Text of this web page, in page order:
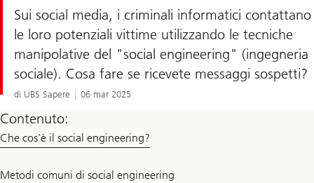
Sui social media, i criminali informatici contattano
le loro potenziali vittime utilizzando le tecniche
manipolative del "social engineering" (ingegneria
sociale). Cosa fare se ricevete messaggi sospetti?
di UBS Sapere 06 mar 2025
Contenuto:
Che cos’è il social engineering?
Metodi comuni di social engineering